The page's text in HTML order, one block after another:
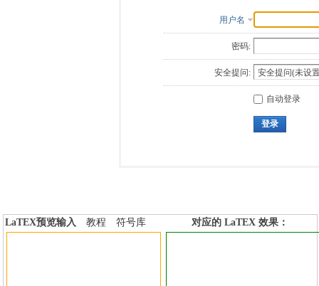
用户名
密码:
安全提问:
自动登录
登录
LaTEX预览输入 教程
符号库
对应的 LaTEX 效果：